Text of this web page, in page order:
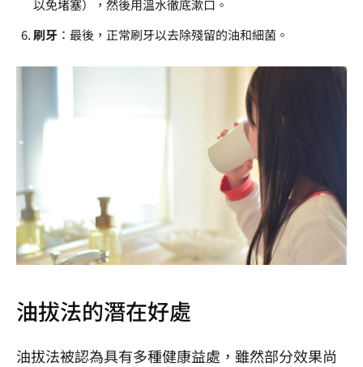
以免堵塞），然後用溫水徹底漱口。
刷牙 ：最後，正常刷牙以去除殘留的油和細菌。
油拔法的潛在好處
油拔法被認為具有多種健康益處，雖然部分效果尚